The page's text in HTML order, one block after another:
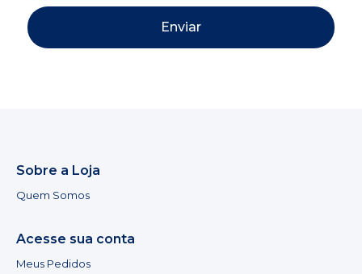
Enviar
Sobre a Loja
Quem Somos
Acesse sua conta
Meus Pedidos